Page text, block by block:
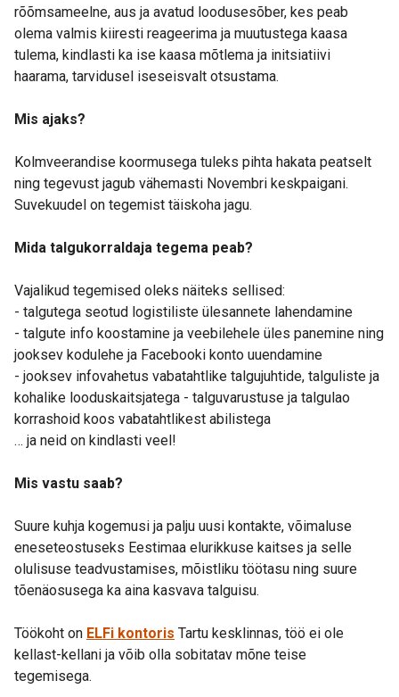
rõõmsameelne, aus ja avatud loodusesõber, kes peab
olema valmis kiiresti reageerima ja muutustega kaasa
tulema, kindlasti ka ise kaasa mõtlema ja initsiatiivi
haarama, tarvidusel iseseisvalt otsustama.
Mis ajaks?
Kolmveerandise koormusega tuleks pihta hakata peatselt
ning tegevust jagub vähemasti Novembri keskpaigani.
Suvekuudel on tegemist täiskoha jagu.
Mida talgukorraldaja tegema peab?
Vajalikud tegemised oleks näiteks sellised:
- talgutega seotud logistiliste ülesannete lahendamine
- talgute info koostamine ja veebilehele üles panemine ning
jooksev kodulehe ja Facebooki konto uuendamine
- jooksev infovahetus vabatahtlike talgujuhtide, talguliste ja
kohalike looduskaitsjatega - talguvarustuse ja talgulao
korrashoid koos vabatahtlikest abilistega
… ja neid on kindlasti veel!
Mis vastu saab?
Suure kuhja kogemusi ja palju uusi kontakte, võimaluse
eneseteostuseks Eestimaa elurikkuse kaitses ja selle
olulisuse teadvustamises, mõistliku töötasu ning suure
tõenäosusega ka aina kasvava talguisu.
Töökoht on ELFi kontoris Tartu kesklinnas, töö ei ole
kellast-kellani ja võib olla sobitatav mõne teise
tegemisega.